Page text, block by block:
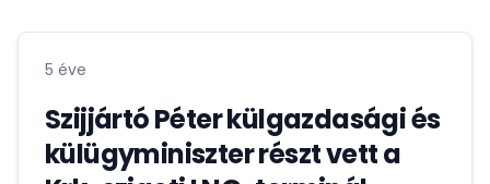
5 éve
Szijjártó Péter külgazdasági és
külügyminiszter részt vett a